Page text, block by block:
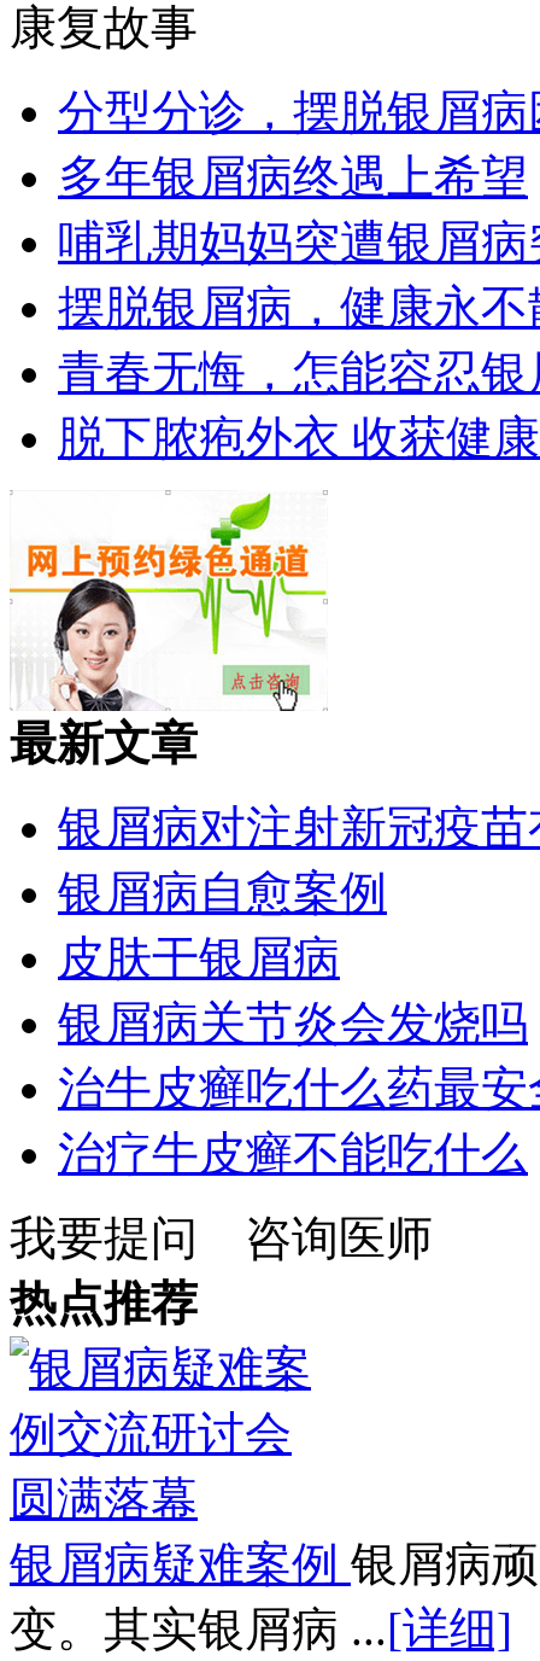
康复故事
分型分诊，摆脱银屑病
多年银屑病终遇上希望
哺乳期妈妈突遭银屑
摆脱银屑病，健康永不
青春无悔，怎能容忍
脱下脓疱外衣 收获健
最新文章
银屑病对注射新冠疫
银屑病自愈案例
皮肤干银屑病
银屑病关节炎会发烧吗
治牛皮癣吃什么药最安
治疗牛皮癣不能吃什么
我要提问
咨询医师
热点推荐
银屑病疑难案例 银屑病
变。其实银屑病 ...[详细]